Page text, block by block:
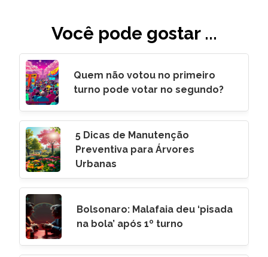
Você pode gostar ...
Quem não votou no primeiro
turno pode votar no segundo?
5 Dicas de Manutenção
Preventiva para Árvores
Urbanas
Bolsonaro: Malafaia deu ‘pisada
na bola’ após 1º turno